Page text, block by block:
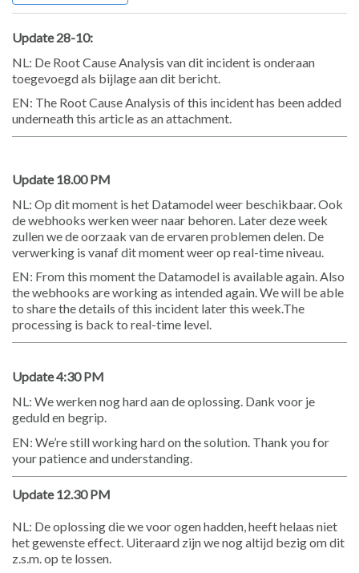
Update 28-10:
NL: De Root Cause Analysis van dit incident is onderaan
toegevoegd als bijlage aan dit bericht.
EN: The Root Cause Analysis of this incident has been added
underneath this article as an attachment.
Update 18.00 PM
NL: Op dit moment is het Datamodel weer beschikbaar. Ook
de webhooks werken weer naar behoren. Later deze week
zullen we de oorzaak van de ervaren problemendelen. De
verwerking is vanaf dit moment weer op real-time niveau.
EN: From this moment the Datamodel is available again. Also
the webhooks are working as intended again. We will be able
to share the details of this incident later this week.The
processing is back to real-time level.
Update 4:30 PM
NL: We werken nog hard aan de oplossing. Dank voor je
geduld en begrip.
EN: We’re still working hard on the solution. Thank you for
your patience and understanding.
Update 12.30 PM
NL: De oplossing die we voor ogen hadden, heeft helaas niet
het gewenste effect. Uiteraard zijn we nog altijd bezig om dit
z.s.m. op te lossen.